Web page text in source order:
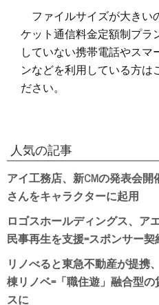
ファイルサイズが大きい
ケット通信料金定額制プラ
していない携帯電話やスマ
ンなどを利用している方は
ださい。
人気の記事
アイ工務店、新CMの発表会開
さんをキャラクターに起用
ロゴスホールディングス、ア
民事再生を支援=スポンサー
リノべると東急不動産が提携
棟リノベ=「職住遊」融合型
スに